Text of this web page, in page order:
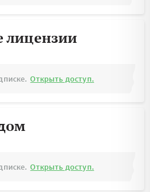
лицензии
Открыть доступ.
Открыть доступ.